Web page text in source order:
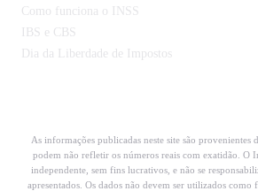
Como funciona o INSS
IBS e CBS
Dia da Liberdade de Impostos
As informações publicadas neste site são provenientes
podem não refletir os números reais com exatidão. O
independente, sem fins lucrativos, e não se
apresentados. Os dados não devem ser utilizados como